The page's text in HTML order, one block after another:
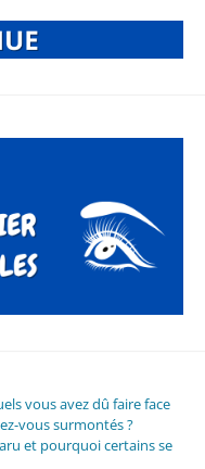
vous avez dû faire face
vous surmontés ?
et pourquoi certains se